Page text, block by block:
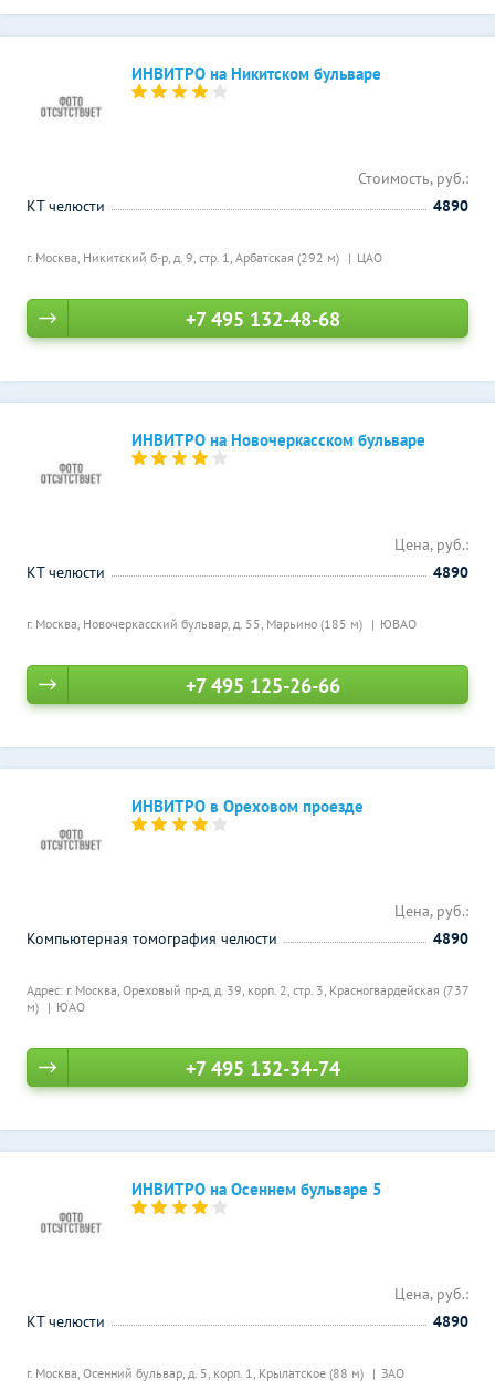
ИНВИТРО на Никитском бульваре
г. Москва, Никитский б-р, д. 9, стр. 1, Арбатская (292 м) ЦАО
Стоимость, руб.:
КТ челюсти
4890
+7 495 132-48-68
ИНВИТРО на Новочеркасском бульваре
г. Москва, Новочеркасский бульвар, д. 55, Марьино (185 м) ЮВАО
Цена, руб.:
КТ челюсти
4890
+7 495 125-26-66
ИНВИТРО в Ореховом проезде
Адрес: г. Москва, Ореховый пр-д, д. 39, корп. 2, стр. 3, Красногвардейская (737
м)
ЮАО
Цена, руб.:
Компьютерная томография челюсти
4890
+7 495 132-34-74
ИНВИТРО на Осеннем бульваре 5
г. Москва, Осенний бульвар, д. 5, корп. 1, Крылатское (88 м) ЗАО
Цена, руб.:
КТ челюсти
4890